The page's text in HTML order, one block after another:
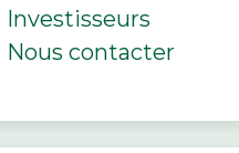
Investisseurs
Nous contacter